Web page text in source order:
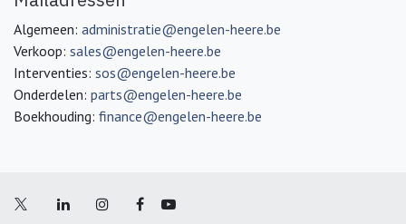
Algemeen: administratie@engelen-heere.be
Verkoop: sales@engelen-heere.be
Interventies: sos@engelen-heere.be
Onderdelen: parts@engelen-heere.be
Boekhouding: finance@engelen-heere.be